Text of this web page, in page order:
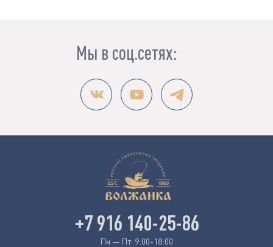
Мы в соц.сетях:
+7 916 140-25-86
Пн — Пт: 9:00-18:00